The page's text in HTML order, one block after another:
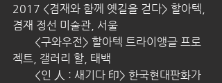
2017 <겸재와 함께 옛길을 걷다> 할아텍,
겸재 정선 미술관, 서울
<구와우전> 할아텍 트라이앵글 프로
젝트, 갤러리 할, 태백
<인 人 : 새기다 印> 한국현대판화가